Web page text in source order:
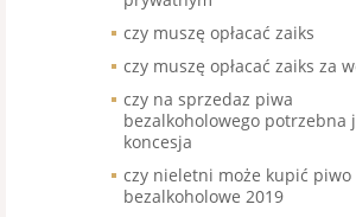
czy muszę opłacać zaiks
czy muszę opłacać zaiks za
czy na sprzedaz piwa
bezalkoholowego potrzebna
koncesja
czy nieletni może kupić piwo
bezalkoholowe 2019